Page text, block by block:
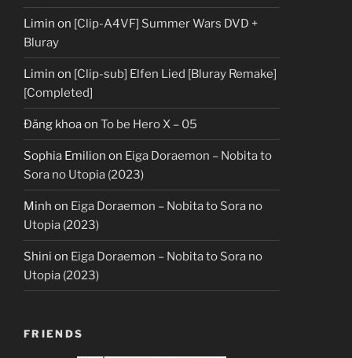
Limin on [Clip-A4VF] Summer Wars DVD +
Bluray
Limin on [Clip-sub] Elfen Lied [Bluray Remake]
[Completed]
Đăng khoaon To be Hero X – 05
Sophia Emilion on Eiga Doraemon – Nobita to
Sora no Utopia (2023)
Minh on Eiga Doraemon – Nobita to Sora no
Utopia (2023)
Shini on Eiga Doraemon – Nobita to Sora no
Utopia (2023)
FRIENDS